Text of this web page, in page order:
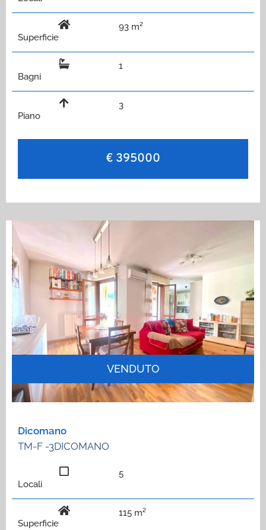
Superficie
93 m²
Bagni
1
Piano
3
€ 395000
VENDUTO
Dicomano
TM-F -3DICOMANO
Locali
5
Superficie
115 m²